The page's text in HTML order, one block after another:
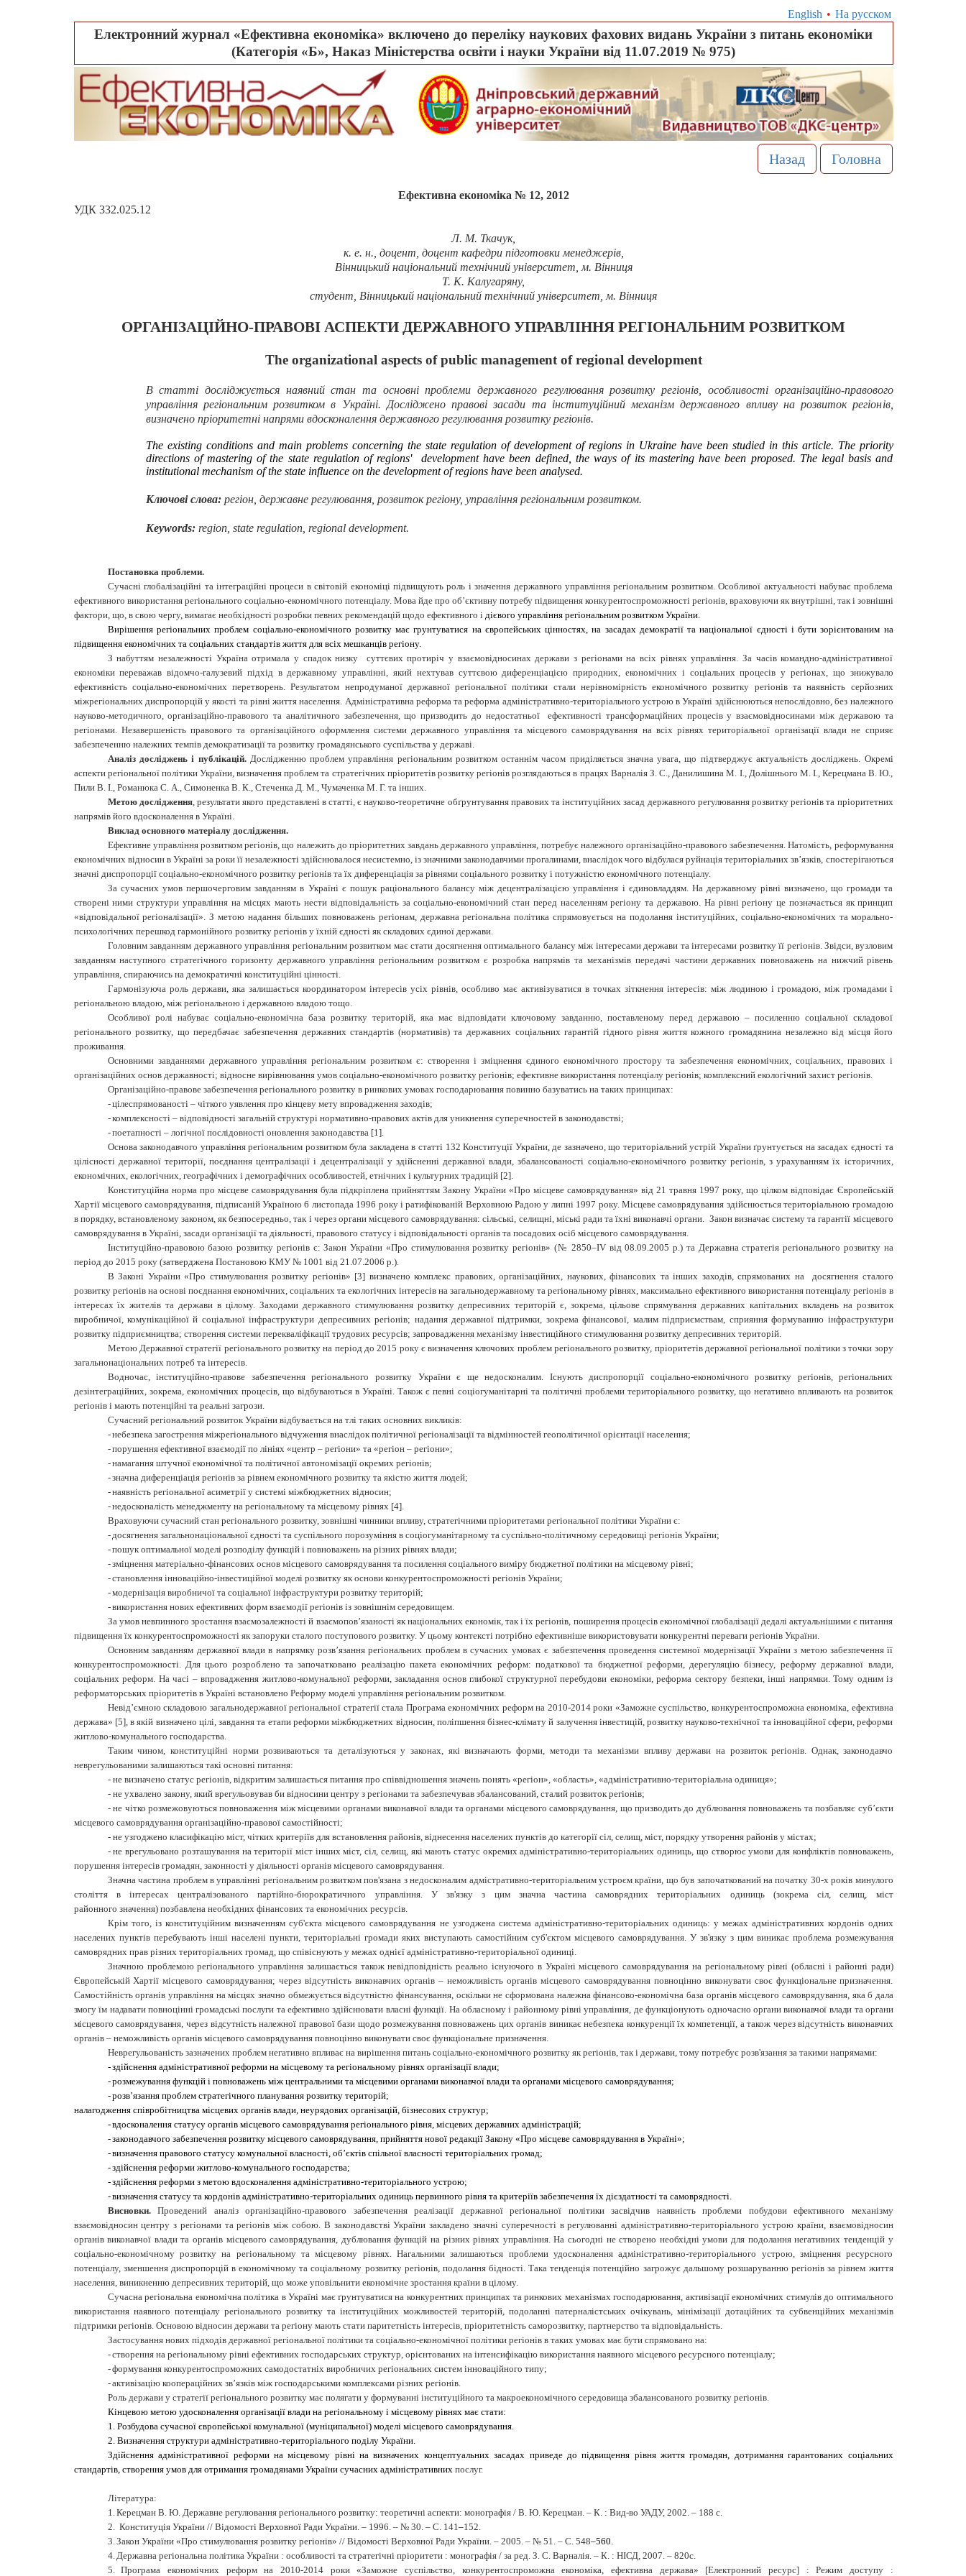
English • На русском
Електронний журнал «Ефективна економіка» включено до переліку наукових фахових видань України з питань економіки
(Категорія «Б», Наказ Міністерства освіти і науки України від 11.07.2019 № 975)
Назад Головна
Ефективна економіка № 12, 2012
УДК 332.025.12
Л. М. Ткачук,
к. е. н., доцент, доцент кафедри підготовки менеджерів,
Вінницький національний технічний університет, м. Вінниця
Т. К. Калугаряну,
студент, Вінницький національний технічний університет, м. Вінниця
ОРГАНІЗАЦІЙНО-ПРАВОВІ АСПЕКТИ ДЕРЖАВНОГО УПРАВЛІННЯ РЕГІОНАЛЬНИМ РОЗВИТКОМ
The organizational aspects of public management of regional development
В статті досліджується наявний стан та основні проблеми державного регулювання розвитку регіонів, особливості організаційно-правового
управління регіональним розвитком в Україні. Досліджено правові засади та інституційний механізм державного впливу на розвиток регіонів,
визначено пріоритетні напрями вдосконалення державного регулювання розвитку регіонів.
The existing conditions and main problems concerning the state regulation of development of regions in Ukraine have been studied in this article. The priority
directions of mastering of the state regulation of regions' development have been defined, the ways of its mastering have been proposed. The legal basis and
institutional mechanism of the state influence on the development of regions have been analysed.
Ключові слова:регіон, державне регулювання, розвиток регіону, управління регіональним розвитком.
Keywords:region, state regulation, regional development.
Постановка проблеми.
Сучасні глобалізаційні та інтеграційні процеси в світовій економіці підвищують роль і значення державного управління регіональним розвитком. Особливої актуальності набуває проблема
ефективного використання регіонального соціально-економічного потенціалу. Мова йде про об’єк­тив­ну потребу підвищення конкурентоспроможності регіонів, враховуючи як внутрішні, так і зовнішні
фактори, що, в свою чергу, вимагає необхідності розробки певних рекомендацій щодо ефективного і дієвого управління регіональним розвитком України.
Вирішення регіональних проблем соціально-економічного розвитку має грун­туватися на європейських цінностях, на засадах демократії та національної єдності і бути зорієнтованим на
підвищення економічних та соціальних стандартів життя для всіх мешканців регіону.
З набуттям незалежності Україна отримала у спадок низку суттєвих протиріч у взаємовідносинах держави з регіонами на всіх рівнях управління. За часів командно-адміністративної
економіки переважав відомчо-галузевий підхід в державному управлінні, який нехтував суттєвою диференціацією природних, економічних і соціальних процесів у регіонах, що знижувало
ефективність соціально-економічних перетворень. Результатом непродуманої державної регіональної політики стали нерівномірність економічного розвитку регіонів та наявність серйозних
міжрегіональних диспропорцій у якості та рівні життя населення. Адміністративна реформа та реформа адміністративно-територіального устрою в Україні здійснюються непослідовно, без належного
науково-методичного, організаційно-правового та аналітичного забезпечення, що призводить до недостатньої ефективності трансформаційних процесів у взаємовідносинами між державою та
регіонами. Незавершеність правового та організаційного оформлення системи державного управління та місцевого самоврядування на всіх рівнях територіальної організації влади не сприяє
забезпеченню належних темпів демократизації та розвитку громадянського суспільства у державі.
Аналіз досліджень і публікацій.Дослідженню проблем управління регіональним розвитком останнім часом приділяється значна увага, що підтверджує актуальність досліджень. Окремі
аспекти регіональної політики України, визначення проблем та стратегічних пріоритетів розвитку регіонів розглядаються в працях Варналія З. С., Данилишина М. І., Долішнього М. І., Керецмана В. Ю.,
Пили В. І., Романюка С. А., Симоненка В. К., Стеченка Д. М., Чумаченка М. Г. та інших.
Метою дослідження, результати якого представлені в статті, є науково-теоретичне обґрунтування правових та інституційних засад державного регулювання розвитку регіонів та пріоритетних
напрямів його вдосконалення в Україні.
Виклад основного матеріалу дослідження.
Ефективне управління розвитком регіонів, що належить до пріоритетних завдань державного управління, потребує належного організаційно-правового забезпечення. Натомість, реформування
економічних відносин в Україні за роки її незалежності здійснювалося несистемно, із значними законодавчими прогалинами, внаслідок чого відбулася руйнація територіальних зв’язків, спостерігаються
значні диспропорції соціально-економічного розвитку регіонів та їх диференціація за рівнями соціального розвитку і потужністю економічного потенціалу.
За сучасних умов першочерговим завданням в Україні є пошук раціонального балансу між децентралізацією управління і єдиновладдям. На державному рівні визначено, що громади та
створені ними структури управління на місцях мають нести відповідальність за соціально-економічний стан перед населенням регіону та державою. На рівні регіону це позначається як принцип
«відповідальної регіоналізації». З метою надання більших повноважень регіонам, державна регіональна політика спря­мовується на подолання інституційних, соціально-економічних та морально-
психологічних перешкод гармонійного розвитку регіонів у їхній єдності як складових єдиної держави.
Головним завданням державного управління регіональним розвитком має стати досягнення оптимального балансу між інтересами держави та інте­ресами розвитку її регіонів. Звідси, вузловим
завданням наступного стратегічного горизонту державного управління регіональним розвитком є розробка напрямів та механізмів передачі частини державних повноважень на нижчий рівень
управління, спираючись на демократичні конституційні цінності.
Гармонізуюча роль держави, яка залишається координатором інтересів усіх рівнів, особливо має активізуватися в точках зіткнення інтересів: між людиною і громадою, між громадами і
регіональною владою, між регіональною і державною владою тощо.
Особливої ролі набуває соціально-економічна база розвитку територій, яка має відповідати ключовому завданню, поставленому перед державою – посиленню соціальної складової
регіонального розвитку, що передбачає забезпечення державних стандартів (нормативів) та державних соціальних гарантій гідного рівня життя кожного громадянина незалежно від місця його
проживання.
Основними завданнями державного управління регіональним розвитком є: створення і зміцнення єдиного економічного простору та забезпечення економічних, соціальних, правових і
організаційних основ державності; відносне вирівнювання умов соціально-економічного розвитку регіонів; ефективне використання потенціалу регіонів; комплексний екологічний захист регіонів.
Організаційно-правове забезпечення регіонального розвитку в ринкових умовах господарювання повинно базуватись на таких принципах:
-цілеспрямованості – чіткого уявлення про кінцеву мету впровадження заходів;
-комплексності – відповідності загальній структурі нормативно-правових актів для уникнення суперечностей в законодавстві;
-поетапності – логічної послідовності оновлення законодавства [1].
Основа законодавчого управління регіональним розвитком була закладена в статті 132 Конституції України, де зазначено, що територіальний устрій України ґрунтується на засадах єдності та
цілісності державної території, поєднання централізації і децентралізації у здійсненні державної влади, збалансованості соціально-економічного розвитку регіонів, з урахуванням їх історичних,
економічних, екологічних, географічних і демографічних особливостей, етнічних і культурних традицій [2].
Конституційна норма про місцеве самоврядування була підкріплена прийняттям Закону України «Про місцеве самоврядування» від 21 травня 1997 року, що цілком відповідає Європейській
Хартії місцевого самоврядування, підписаній Україною 6 листопада 1996 року і ратифікованій Верховною Радою у липні 1997 року. Місцеве самоврядування здійснюється територіальною громадою
в порядку, встановленому законом, як безпосередньо, так і через органи місцевого самоврядування: сільські, селищні, міські ради та їхні виконавчі органи. Закон визначає систему та гарантії місцевого
самоврядування в Україні, засади організації та діяльності, правового статусу і відповідальності органів та посадових осіб місцевого самоврядування.
Інституційно-правовою базою розвитку регіонів є: Закон України «Про стимулювання розвитку регіонів» (№ 2850–IV від 08.09.2005 р.) та Державна стратегія регіонального розвитку на
період до 2015 року (затверджена Постановою КМУ № 1001 від 21.07.2006 р.).
В Законі України «Про стимулювання розвитку регіонів» [3] визначено комплекс правових, організаційних, наукових, фінансових та інших заходів, спрямованих на досягнення сталого
розвитку регіонів на основі поєднання економічних, соціальних та екологічних інтересів на загальнодержавному та регіональному рівнях, максимально ефективного використання потенціалу регіонів в
інтересах їх жителів та держави в цілому. Заходами державного стимулювання розвитку депресивних територій є, зокрема, цільове спрямування державних капітальних вкладень на розвиток
виробничої, комунікаційної й соціальної інфраструктури депресивних регіонів; надання державної підтримки, зокрема фінан­сової, малим підприємствам, сприяння формуванню інфраструктури
розвитку підприємництва; створення системи перекваліфікації трудових ресурсів; запровадження механізму інвестиційного стимулювання розвитку депресивних територій.
Метою Державної стратегії регіонального розвитку на період до 2015 року є визначення ключових проблем регіонального розвитку, пріоритетів дер­жавної регіональної політики з точки зору
загальнонаціональних потреб та інтересів.
Водночас, інституційно-правове забезпечення регіонального розвитку України є ще недосконалим. Існують диспропорції соціально-економічного розвитку регіонів, регіональних
дезінтеграційних, зокрема, економічних про­цесів, що відбуваються в Україні. Також є певні соціогуманітарні та політичні проблеми територіального розвитку, що негативно впливають на розвиток
регіонів і мають потенційні та реальні загрози.
Сучасний регіональний розвиток України відбувається на тлі таких основних викликів:
-небезпека загострення міжрегіонального відчуження внаслідок полі­тич­ної регіоналізації та відмінностей геополітичної орієнтації населення;
-порушення ефективної взаємодії по лініях «центр – регіони» та «регіон – регіони»;
-намагання штучної економічної та політичної автономізації окремих регіонів;
-значна диференціація регіонів за рівнем економічного розвитку та якістю життя людей;
-наявність регіональної асиметрії у системі міжбюджетних відносин;
-недосконалість менеджменту на регіональному та місцевому рівнях [4].
Враховуючи сучасний стан регіонального розвитку, зовнішні чинники впливу, стратегічними пріоритетами регіональної політики України є:
-досягнення загальнонаціональної єдності та суспільного порозуміння в соціогуманітарному та суспільно-політичному середовищі регіонів України;
-пошук оптимальної моделі розподілу функцій і повноважень на різних рівнях влади;
-зміцнення матеріально-фінансових основ місцевого самоврядування та посилення соціального виміру бюджетної політики на місцевому рівні;
-становлення інноваційно-інвестиційної моделі розвитку як основи конкурентоспроможності регіонів України;
-модернізація виробничої та соціальної інфраструктури розвитку територій;
-використання нових ефективних форм взаємодії регіонів із зовнішнім середовищем.
За умов невпинного зростання взаємозалежності й взаємопов’язаності як національних економік, так і їх регіонів, поширення процесів економіч­ної глобалізації дедалі актуальнішими є питання
підвищення їх конкурен­то­спроможності як запоруки сталого поступового розвитку. У цьому контексті потрібно ефективніше використовувати конкурентні переваги регіонів України.
Основним завданням державної влади в напрямку розв’язання регіональних проблем в сучасних умовах є забезпечення проведення системної модернізації України з метою забезпечення її
конкурентоспроможності. Для цього розроблено та започатковано реалізацію пакета економічних реформ: податкової та бюджетної реформи, дерегуляцію бізнесу, реформу державної влади,
соціальних реформ. На часі – впровадження житлово-комунальної реформи, закладання основ глибокої структурної перебудови економіки, реформа сектору безпеки, інші напрямки. Тому одним із
рефор­маторських пріоритетів в Україні встановлено Реформу моделі управління регіональним розвитком.
Невід’ємною складовою загальнодержавної регіональної стратегії стала Програма економічних реформ на 2010-2014 роки «Заможне суспільство, конкурентоспроможна економіка, ефективна
держава» [5], в якій визначено цілі, завдання та етапи реформи міжбюджетних відносин, поліпшення бізнес-клімату й залучення інвестицій, розвитку науково-технічної та інноваційної сфери, реформи
житлово-комунального господарства.
Таким чином, конституційні норми розвиваються та деталізуються у законах, які визначають форми, методи та механізми впливу держави на розвиток регіонів. Однак, законодавчо
неврегульованими залишаються такі основні питання:
- не визначено статус регіонів, відкритим залишається питання про співвідношення значень понять «регіон», «область», «адміністративно-територіальна одиниця»;
- не ухвалено закону, який врегульовував би відносини центру з регіонами та забезпечував збалансований, сталий розвиток регіонів;
-не чітко розмежовуються повноваження між місцевими органами виконавчої влади та органами місцевого самоврядування, що призводить до дублювання повноважень та позбавляє суб’єкти
місцевого самоврядування організаційно-правової самостійності;
- не узгоджено класифікацію міст, чітких критеріїв для встановлення районів, віднесення населених пунктів до категорії сіл, селищ, міст, порядку утворення районів у містах;
-не врегульовано розташування на території міст інших міст, сіл, селищ, які мають статус окремих адміністративно-територіальних одиниць, що створює умови для конфліктів повноважень,
порушення інтересів громадян, законності у діяльності органів місцевого самоврядування.
Значна частина проблем в управлінні регіональним розвитком пов'язана з недосконалим адмістративно-територіальним устроєм країни, що був започаткований на початку 30-х років минулого
століття в інтересах централізованого партійно-бюрократичного управління. У зв'язку з цим значна
частина самоврядних територіальних одиниць (зокрема сіл,
селищ, міст
районного значення) позбавлена необхідних фінансових та економічних ресурсів.
Крім того, із конституційним визначенням суб'єкта місцевого самоврядування не узгоджена система адміністративно-територіальних одиниць: у межах адміністративних кордонів одних
населених пунктів перебувають інші населені пункти, територіальні громади яких виступають самостійним суб'єктом місцевого самоврядування. У зв'язку з цим виникає проблема розмежування
самоврядних прав різних територіальних громад, що співіснують у межах однієї адміністративно-територіальної одиниці.
Значною проблемою регіонального управління залишається також невідповідність реально існуючого в Україні місцевого самоврядування на регіональному рівні (обласні і районні ради)
Європейській Хартії місцевого самоврядування; через відсутність виконавчих органів – неможливість органів місцевого самоврядування повноцінно виконувати своє функціональне призначення.
Самостійність органів управління на місцях значно обмежується відсутністю фінансування, оскільки не сформована належна фінансово-економічна база органів місцевогосамоврядування, яка б дала
змогу їм надавати повноцінні громадські послуги та ефективно здійснювати власні функції. На обласному і районному рівні управління, де функціонують одночаснооргани виконавчої влади та органи
місцевого самоврядування, через відсутністьналежної правової бази щодо розмежування повноважень цих органів виникає небезпека конкуренції їх компетенції, а також через відсутність виконавчих
органів – неможливість органів місцевого самоврядування повноцінно виконувати своє функціональне призначення.
Неврегульованість зазначених проблем негативно впливає на вирішення питань соціально-економічного розвитку як регіонів, так і держави, тому потребує розв'язання за такими напрямами:
-здійснення адміністративної реформи на місцевому та регіональному рівнях організації влади;
-розмежування функцій і повноважень між центральними та місцевими органами виконавчої влади та органами місцевого самоврядування;
-розв’язання проблем стратегічного планування розвитку територій;
налагодження співробітництва місцевих органів влади, неурядових організацій, бізнесових структур;
-вдосконалення статусу органів місцевого самоврядування регіонального рівня, місцевих державних адміністрацій;
-законодавчого забезпечення розвитку місцевого самоврядування, прийняття нової редакції Закону «Про місцеве самоврядування в Україні»;
-визначення правового статусу комунальної власності, об’єктів спільної власності територіальних громад;
-здійснення реформи житлово-комунального господарства;
-здійснення реформи з метою вдосконалення адміністративно-територіального устрою;
-визначення статусу та кордонів адміністративно-територіальних одиниць первинного рівня та критеріїв забезпечення їх дієздатності та самоврядності.
Висновки.Проведений аналіз організаційно-правового забезпечення реалізації державної регіональної політики засвідчив наявність проблеми побудови ефективного механізму
взаємовідносин центру з регіонами та регіонів між собою. В законодавстві України закладено значні суперечності в регулюванні адміністративно-територіального устрою країни, взаємовідносин
органів виконавчої влади та органів місцевого самоврядування, дублювання функцій на різних рівнях управління. На сьогодні не створено необхідні умови для подолання негативних тенденцій у
соціально-економічному розвитку на регіональному та місцевому рівнях. Нагальними залишаються проблеми удосконалення адміністративно-територіального устрою, зміцнення ресурсного
потенціалу, зменшення диспропорцій в економічному та соціальному розвитку регіонів, подолання бідності. Така тенденція потенційно загрожує дальшому розшаруванню регіонів за рівнем життя
населення, виникненню депресивних територій, що може уповільнити економічне зростання країни в цілому.
Сучасна регіональна економічна політика в Україні має ґрунтуватися на конкурентних принципах та ринкових механізмах господарювання, активізації економічних стимулів до оптимального
використання наявного потенціалу регіонального розвитку та інституційних можливостей територій, подоланні патерналістських очікувань, мінімізації дотаційних та субвенційних механізмів
підтримки регіонів. Основою відносин держави та регіону мають стати паритетність інтересів, пріоритетність саморозвитку, партнерство та відповідальність.
Застосування нових підходів державної регіональної політики та соціально-економічної політики регіонів в таких умовах має бути спрямовано на:
-створення на регіональному рівні ефективних господарських структур, орієнтованих на інтенсифікацію використання наявного місцевого ресурсного потенціалу;
-формування конкурентоспроможних самодостатніх виробничих регіональних систем інноваційного типу;
-активізацію коопераційних зв’язків між господарськими комплексами різних регіонів.
Роль держави у стратегії регіонального розвитку має полягати у формуванні інституційного та макроекономічного середовища збалансованого розвитку регіонів.
Кінцевою метою удосконалення організації влади на регіональному і місцевому рівнях має стати:
1. Розбудова сучасної європейської комунальної (муніципальної) моделі місцевого самоврядування.
2. Визначення структури адміністративно-територіального поділу України.
Здійснення адміністративної реформи на місцевому рівні на визначених концептуальних засадах приведе до підвищення рівня життя громадян, дотримання гарантованих соціальних
стандартів, створення умов для отримання громадянами України сучасних адміністра­тивних послуг.
Література:
1.Керецман В. Ю. Державне регулювання регіонального розвитку: теоретичні аспекти: монографія / В. Ю. Керецман. – К. : Вид-во УАДУ, 2002. – 188 с.
2. Конституція України // Відомості Верховної Ради України. – 1996. – № 30. – С. 141–152.
3.Закон України «Про стимулювання розвитку регіонів» // Відомості Верховної Ради України. – 2005. – № 51. – С. 548–560.
4.Державна регіональна політика України : особливості та стратегічні прі­­­оритети : монографія / за ред. З. С. Варналія. – К. : НІСД, 2007. – 820с.
5. Програма економічних реформ на 2010-2014 роки «Заможне суспільство, конкурентоспроможна економіка, ефективна держава» [Електронний ресурс] : Режим доступу :